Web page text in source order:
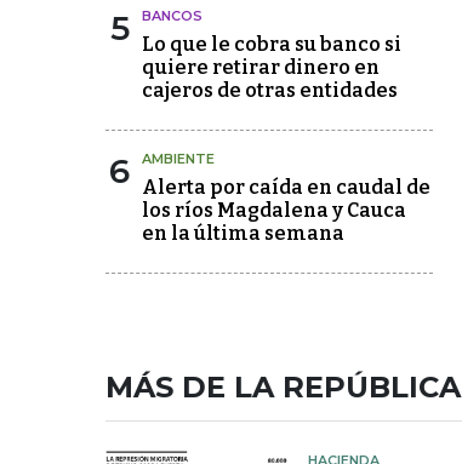
5 BANCOS
Lo que le cobra su banco si
quiere retirar dinero en
cajeros de otras entidades
6 AMBIENTE
Alerta por caída en caudal de
los ríos Magdalena y Cauca
en la última semana
MÁS DE LA REPÚBLICA